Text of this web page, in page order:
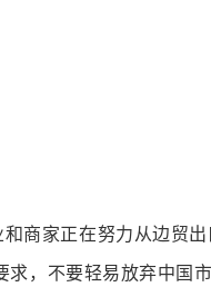
商家正在努力从边贸
，不要轻易放弃中国